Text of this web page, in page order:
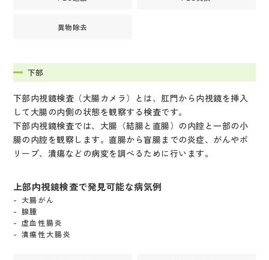
異物除去
下部
下部内視鏡検査（大腸カメラ）とは、肛門から内視鏡を挿入
して大腸の内側の状態を観察する検査です。
下部内視鏡検査では、大腸（結腸と直腸）の内腔と一部の小
腸の内腔を観察します。直腸から盲腸までの炎症、がんやポ
リープ、潰瘍などの病変を調べるために行います。
上部内視鏡検査で発見可能な病気例
大腸がん
腺腫
虚血性腸炎
潰瘍性大腸炎